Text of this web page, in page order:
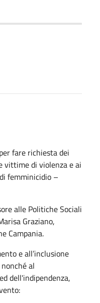
fare richiesta dei
vittime di violenza e ai
femminicidio –
alle Politiche Sociali
Graziano,
Campania.
e all’inclusione
al
dell'indipendenza,